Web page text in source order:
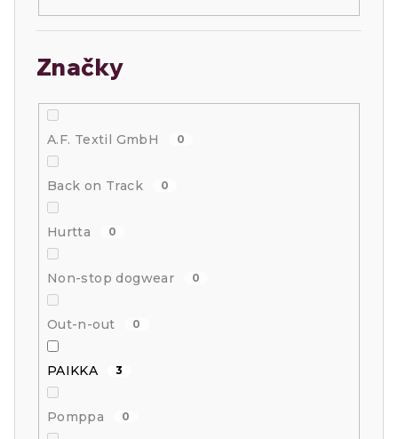
Značky
A.F. Textil GmbH 0
Back on Track 0
Hurtta 0
Non-stop dogwear 0
Out-n-out 0
PAIKKA 3
Pomppa 0